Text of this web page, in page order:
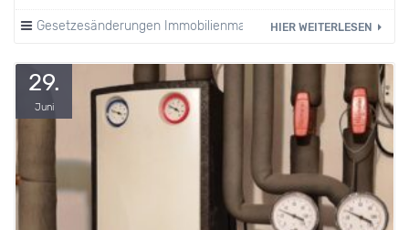
Gesetzesänderungen Immobilienmarkt ·Heizkosten
HIER WEITERLESEN
29.
Juni